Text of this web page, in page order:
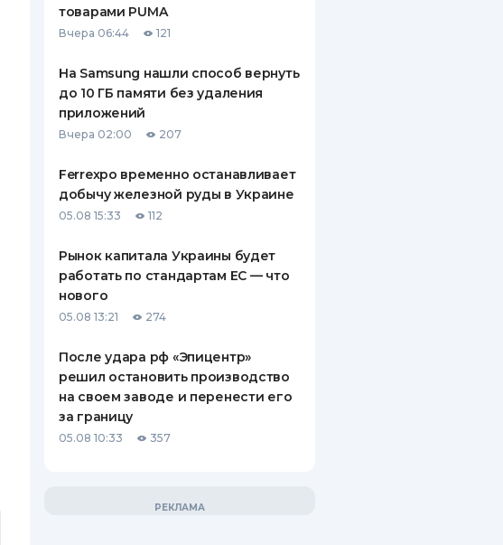
ПУТЕВОДИТЕЛИ ПО
ВСЕ СТРАХОВЫЕ ПОЛИСЫ
СТРАХОВЫЕ КОМПАНИИ
КОМПАНИЯХ
товарами PUMA
Вчера 06:44 121
На Samsung нашли способ вернуть
до 10 ГБ памяти без удаления
приложений
Вчера 02:00 207
Ferrexpo временно останавливает
добычу железной руды в Украине
05.08 15:33 112
Рынок капитала Украины будет
работать по стандартам ЕС — что
нового
05.08 13:21 274
После удара рф «Эпицентр»
решил остановить производство
на своем заводе и перенести его
за границу
05.08 10:33 357